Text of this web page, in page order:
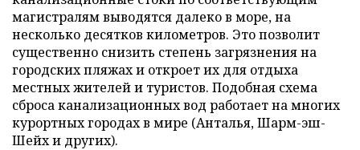
магистралям выводятся далеко в море, на
несколько десятков километров. Это позволит
существенно снизить степень загрязнения на
городских пляжах и откроет их для отдыха
местных жителей и туристов. Подобная схема
сброса канализационных вод работает на многих
курортных городах в мире (Анталья, Шарм-эш-
Шейх и других).